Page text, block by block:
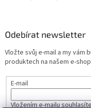
Odebírat newsletter
Vložte svůj e-mail a my vám
produktech na našem e-
E-mail
Vložením e-mailu